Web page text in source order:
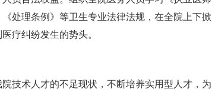
处理条例》等卫生专业法律法规，在全院上下掀
疗纠纷发生的势头。
技术人才的不足现状，不断培养实用型人才，为